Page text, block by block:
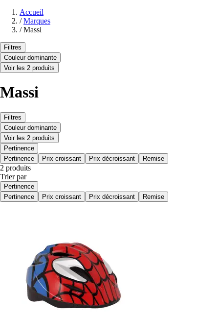
Accueil
/ Marques
/ Massi
Filtres
Couleur dominante
Voir les 2 produits
Massi
Filtres
Couleur dominante
Voir les 2 produits
Pertinence
Pertinence
Prix croissant Prix décroissant Remise
2 produits
Trier par
Pertinence
Pertinence
Prix croissant Prix décroissant Remise